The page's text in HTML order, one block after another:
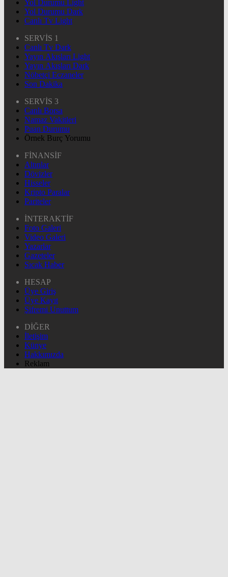
Yol Durumu Light
Yol Durumu Dark
Canlı Tv Light
SERVİS 1
Canlı Tv Dark
Yayın Akışları Light
Yayın Akışları Dark
Nöbetçi Eczaneler
Son Dakika
SERVİS 3
Canlı Borsa
Namaz Vakitleri
Puan Durumu
Örnek Burç Yorumu
FİNANSİF
Altınlar
Dövizler
Hisseler
Kripto Paralar
Pariteler
İNTERAKTİF
Foto Galeri
Video Galeri
Yazarlar
Gazeteler
Sıcak Haber
HESAP
Üye Giriş
Üye Kayıt
Şifremi Unuttum
DİĞER
İletişim
Künye
Hakkımızda
Reklam